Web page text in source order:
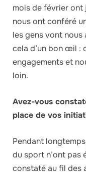
mois de février ont
nous ont conféré
les gens vont
cela d’un bon œil :
engagements et
loin.
Avez-vous
place de vos
Pendant
du sport n’ont pas
constaté au fil des